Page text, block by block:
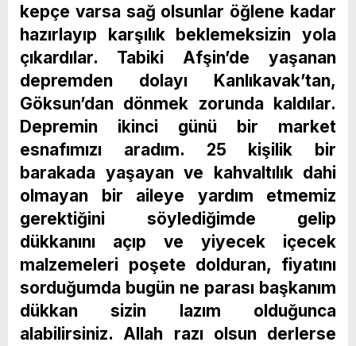
kepçe varsa sağ olsunlar öğlene kadar
hazırlayıp karşılık beklemeksizin yola
çıkardılar. Tabiki Afşin’de yaşanan
depremden dolayı Kanlıkavak’tan,
Göksun’dan dönmek zorunda kaldılar.
Depremin ikinci günü bir market
esnafımızı aradım. 25 kişilik bir
barakada yaşayan ve kahvaltılık dahi
olmayan bir aileye yardım etmemiz
gerektiğini söylediğimde gelip
dükkanını açıp ve yiyecek içecek
malzemeleri poşete dolduran, fiyatını
sorduğumda bugün ne parası başkanım
dükkan sizin lazım olduğunca
alabilirsiniz. Allah razı olsun derlerse